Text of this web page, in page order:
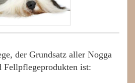
der Grundsatz aller Nogga
Fellpflegeprodukten ist: